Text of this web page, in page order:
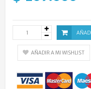
AÑADIR A MI WISHLIST